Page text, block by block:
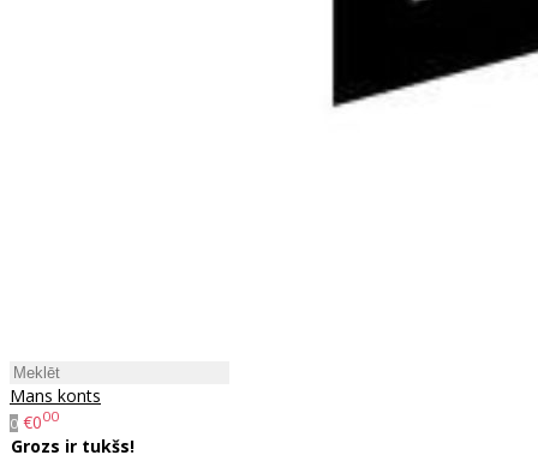
Mans konts
0 €000
Grozs ir tukšs!